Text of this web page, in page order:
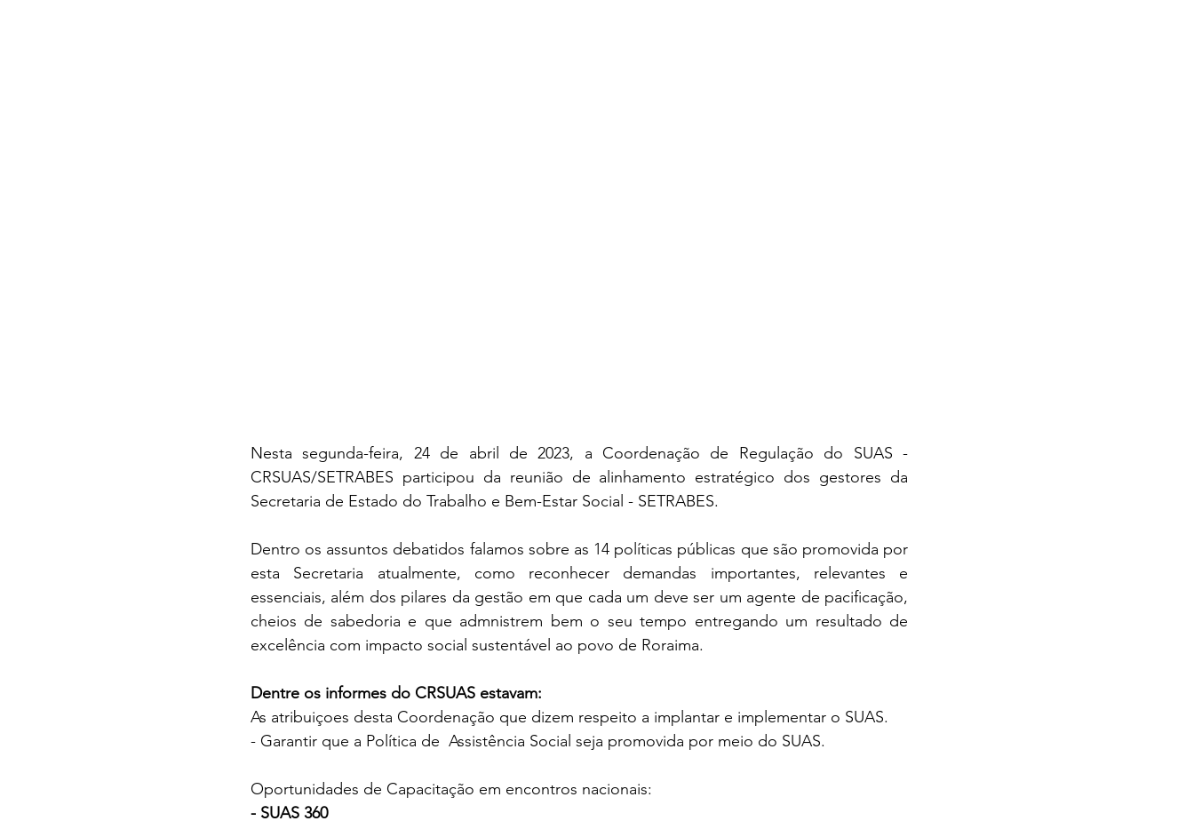
Nesta segunda-feira, 24 de abril de 2023, a Coordenação de Regulação do SUAS -
CRSUAS/SETRABES participou da reunião de alinhamento estratégico dos gestores da
Secretaria de Estado do Trabalho e Bem-Estar Social - SETRABES.
Dentro os assuntos debatidos falamos sobre as 14 políticas públicas que são promovida por
esta Secretaria atualmente, como reconhecer demandas importantes, relevantes e
essenciais, além dos pilares da gestão em que cada um deve ser um agente de pacificação,
cheios de sabedoria e que admnistrem bem o seu tempo entregando um resultado de
excelência com impacto social sustentável ao povo de Roraima.
Dentre os informes do CRSUAS estavam:
As atribuiçoes desta Coordenação que dizem respeito a implantar e implementar o SUAS.
- Garantir que a Política de  Assistência Social seja promovida por meio do SUAS.
Oportunidades de Capacitação em encontros nacionais:
- SUAS 360